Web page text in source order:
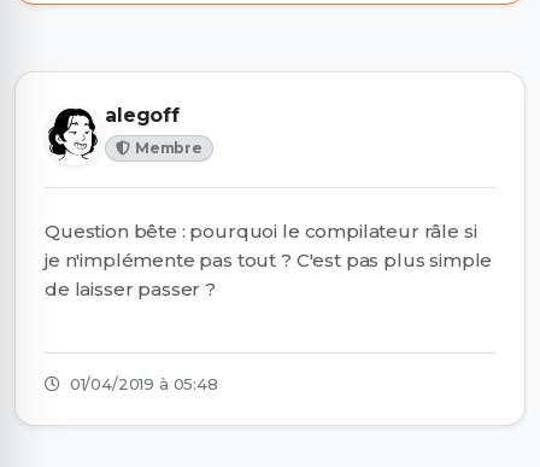
alegoff
Membre
Question bête : pourquoi le compilateur râle si
je n'implémente pas tout ? C'est pas plus simple
de laisser passer ?
01/04/2019 à 05:48